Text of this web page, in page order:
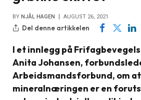
BY NJÅL HAGEN AUGUST 26, 2021
Del denne artikkelen
I et innlegg på
Anita Johansen,
Arbeidsmandsforbund, om at
mineralnæringen er en